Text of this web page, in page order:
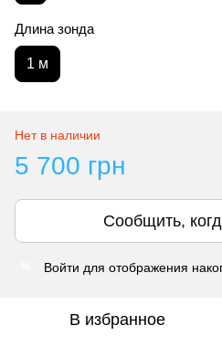
Длина зонда
1 м
Нет в наличии
5 700 грн
Сообщить,
Войти для отображения
В избранное